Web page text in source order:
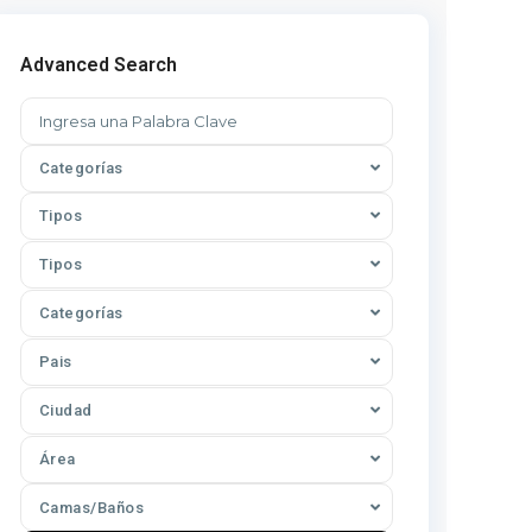
Advanced Search
Categorías
Tipos
Tipos
Categorías
Pais
Ciudad
Área
Camas/Baños